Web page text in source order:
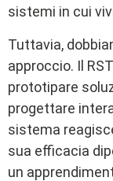
sistemi in cui
Tuttavia,
approccio. Il
prototipare
progettare
sistema
sua efficacia
un